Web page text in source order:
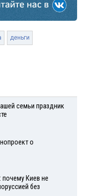
деньги
семьи праздник
о
Киев не
без